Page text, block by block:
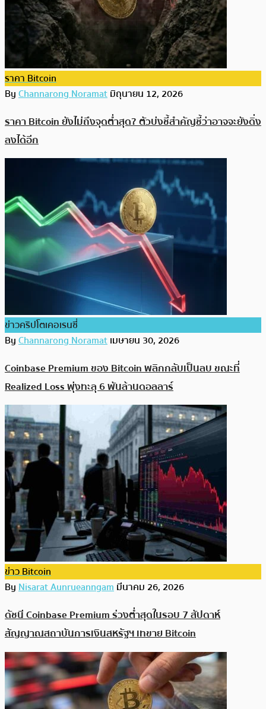
ราคา Bitcoin
ByChannarong Noramatมิถุนายน 12, 2026
ราคา Bitcoin ยังไม่ถึงจุดต่ำสุด? ตัวบ่งชี้สำคัญชี้ว่าอาจจะยังดิ่ง
ลงได้อีก
ข่าวคริปโตเคอเรนซี่
ByChannarong Noramatเมษายน 30, 2026
Coinbase Premium ของ Bitcoin พลิกกลับเป็นลบ ขณะที่
Realized Loss พุ่งทะลุ 6 พันล้านดอลลาร์
ข่าว Bitcoin
ByNisarat Aunrueanngamมีนาคม 26, 2026
ดัชนี Coinbase Premium ร่วงต่ำสุดในรอบ 7 สัปดาห์
สัญญาณสถาบันการเงินสหรัฐฯ เทขาย Bitcoin